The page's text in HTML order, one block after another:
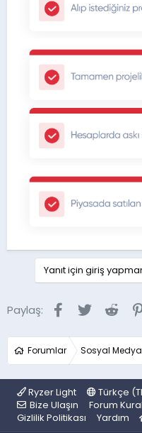
Yanıt için giriş
Paylaş: Facebook
Twitter
Forumlar Sosyal Medya
Ryzer Light
Türkçe
Bize Ulaşın
Forum
Gizlilik Politikası
Yardım